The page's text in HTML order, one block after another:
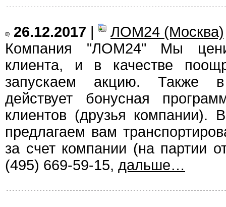
26.12.2017 |
ЛОМ24 (Москва)
Компания "ЛОМ24" Мы
клиента, и в качестве
запускаем акцию. Также
действует бонусная
клиентов (друзья
предлагаем вам
за счет компании (на партии
(495) 669-59-15, дальше…